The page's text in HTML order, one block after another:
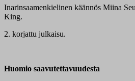
Inarinsaamenkielinen käännös Miina
King.
2. korjattu julkaisu.
Huomio saavutettavuudesta